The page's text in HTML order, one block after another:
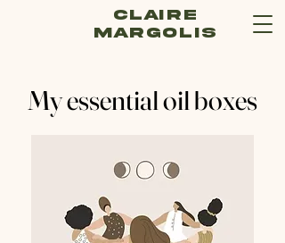
Claire
Margolis
My essential oil boxes